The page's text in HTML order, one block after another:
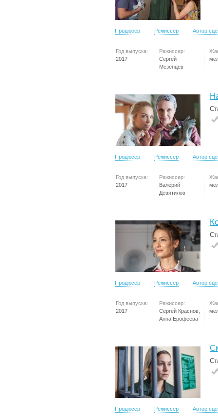
Продюсер Режиссер Автор
Год выпуска:
2017
Режиссер:
Сергей
Мезенцев
Продюсер Режиссер Автор
Год выпуска:
2017
Режиссер:
Валерий
Девятилов
Продюсер Режиссер Автор
Год выпуска:
2017
Режиссер:
Сергей Краснов,
Анна Ерофеева
Продюсер Режиссер Автор